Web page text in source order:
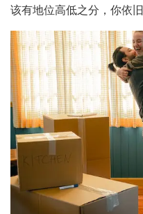
该有地位高低之分，你依旧